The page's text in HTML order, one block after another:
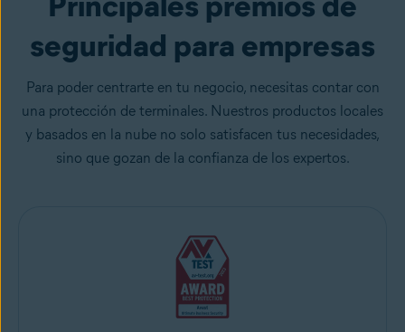
seguridad para empresas
Para poder centrarte en tu negocio, necesitas contar con
una protección de terminales. Nuestros productos locales
y basados en la nube no solo satisfacen tus necesidades,
sino que gozan de la confianza de los expertos.